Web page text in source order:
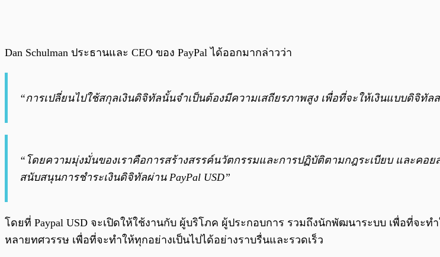
Dan Schulman ประธานและ CEO ของ PayPal ได้ออกมากล่าวว่า
“การเปลี่ยนไปใช้สกุลเงินดิจิทัลนั้นจำเป็นต้องมีความเสถียรภาพสูง เพื่อที่จะให้เงินแบบดิจิทั
“โดยความมุ่งมั่นของเราคือการสร้างสรรค์นวัตกรรมและการปฏิบัติตามกฎระเบียบ และคอ
สนับสนุนการชำระเงินดิจิทัลผ่าน PayPal USD”
โดยที่ Paypal USD จะเปิดให้ใช้งานกับ ผู้บริโภค ผู้ประกอบการ รวมถึงนักพัฒนาระบบ เพื่อที่จะ
หลายทศวรรษ เพื่อที่จะทำให้ทุกอย่างเป็นไปได้อย่างราบรื่นและรวดเร็ว